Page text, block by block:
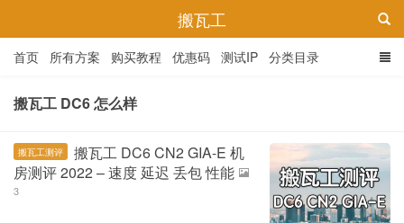
搬瓦工
首页 所有方案 购买教程 优惠码 测试IP 分类目录
搬瓦工 DC6 怎么样
搬瓦工测评
搬瓦工 DC6 CN2 GIA-E 机
房测评 2022 – 速度 延迟 丢包 性能
3